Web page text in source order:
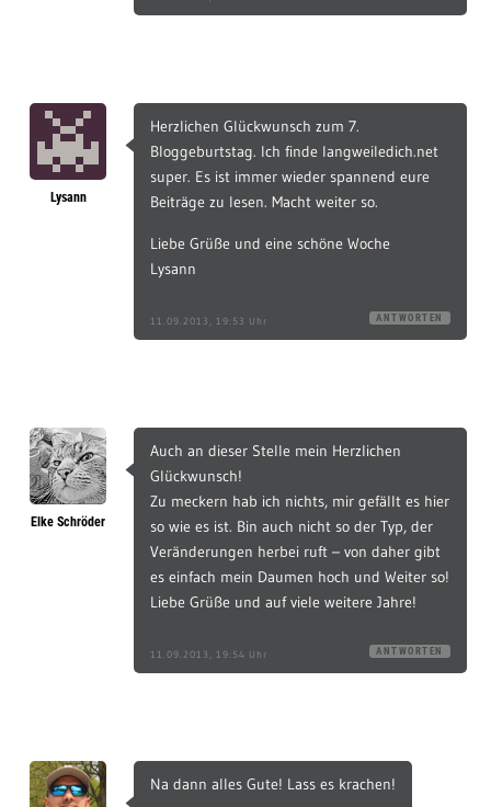
Lysann
Herzlichen Glückwunsch zum 7.
Bloggeburtstag. Ich finde langweiledich.net
super. Es ist immer wieder spannend eure
Beiträge zu lesen. Macht weiter so.
Liebe Grüße und eine schöne Woche
Lysann
11.09.2013, 19:53 Uhr ANTWORTEN
Elke Schröder
Auch an dieser Stelle mein Herzlichen
Glückwunsch!
Zu meckern hab ich nichts, mir gefällt es hier
so wie es ist. Bin auch nicht so der Typ, der
Veränderungen herbei ruft – von daher gibt
es einfach mein Daumen hoch und Weiter so!
Liebe Grüße und auf viele weitere Jahre!
11.09.2013, 19:54 Uhr ANTWORTEN
Na dann alles Gute! Lass es krachen!